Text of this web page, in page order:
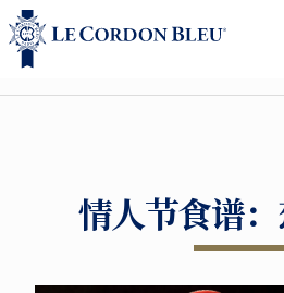
情人节食谱